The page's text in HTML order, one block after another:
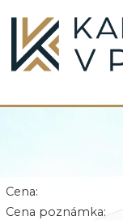
Cena:
Cena poznámka: